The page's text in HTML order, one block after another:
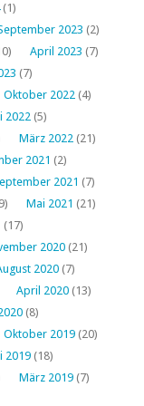
(1)
2023 (2)
April 2023 (7)
(7)
Oktober 2022 (4)
2022 (5)
März 2022 (21)
2021 (2)
2021 (7)
Mai 2021 (21)
(17)
2020 (21)
2020 (7)
April 2020 (13)
(8)
Oktober 2019 (20)
2019 (18)
März 2019 (7)